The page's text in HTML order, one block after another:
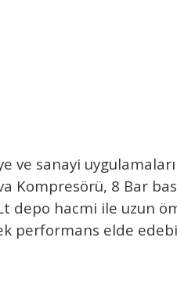
ve sanayi
Kompresörü, 8 Bar
hacmi ile uzun
performans elde